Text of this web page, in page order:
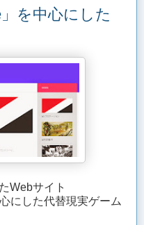
を中心にした
Webサイト
にした代替現実ゲーム